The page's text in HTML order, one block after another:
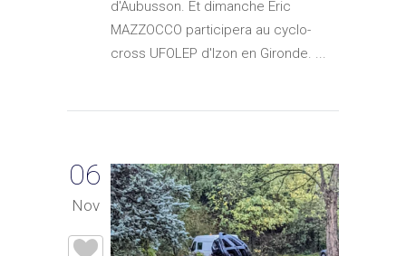
d'Aubusson. Et dimanche Eric
MAZZOCCO participera au cyclo-
cross UFOLEP d'Izon en Gironde. ...
06
Nov